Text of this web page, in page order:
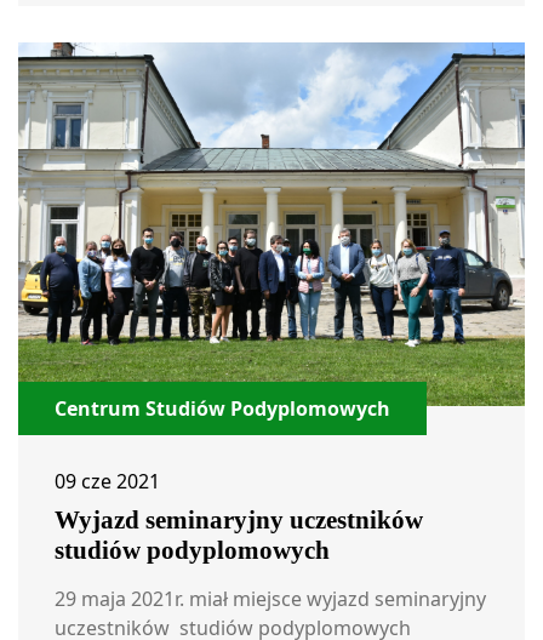
Centrum Studiów Podyplomowych
09 cze 2021
Wyjazd seminaryjny uczestników
studiów podyplomowych
29 maja 2021r. miał miejsce wyjazd seminaryjny
uczestników studiów podyplomowych